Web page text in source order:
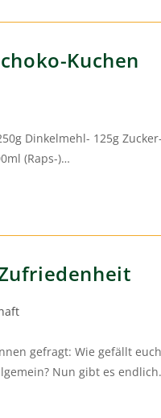
Kuchen
Dinkelmehl- 125g
(Raps-)…
gefragt: Wie gefällt
Nun gibt es